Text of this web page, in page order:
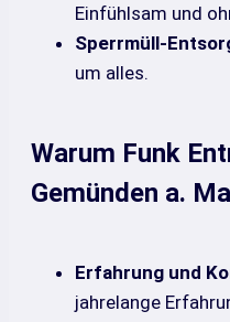
Einfühlsam und
Sperrmüll-
um alles.
Warum Funk
Gemünden a.
Erfahrung und
jahrelange